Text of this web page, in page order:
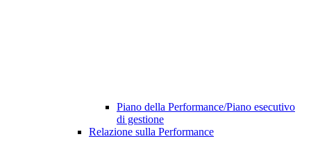
Piano della Performance/Piano esecutivo
di gestione
Relazione sulla Performance